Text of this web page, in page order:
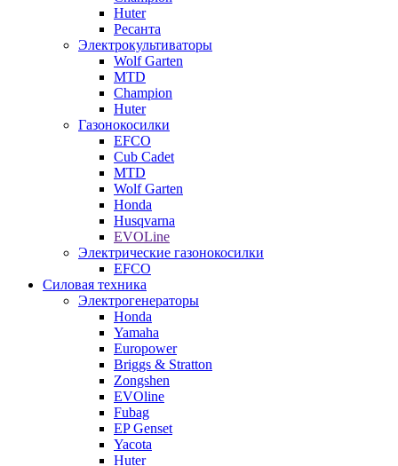
Huter
Ресанта
Электрокультиваторы
Wolf Garten
MTD
Champion
Huter
Газонокосилки
EFCO
Cub Cadet
MTD
Wolf Garten
Honda
Husqvarna
EVOLine
Электрические газонокосилки
EFCO
Силовая техника
Электрогенераторы
Honda
Yamaha
Europower
Briggs & Stratton
Zongshen
EVOline
Fubag
EP Genset
Yacota
Huter